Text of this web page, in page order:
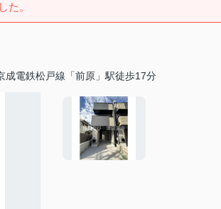
た。
成電鉄松戸線「前原」駅徒歩17分